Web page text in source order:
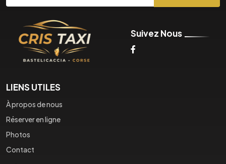
Suivez Nous
LIENS UTILES
À propos de nous
Réserver en ligne
Photos
Contact